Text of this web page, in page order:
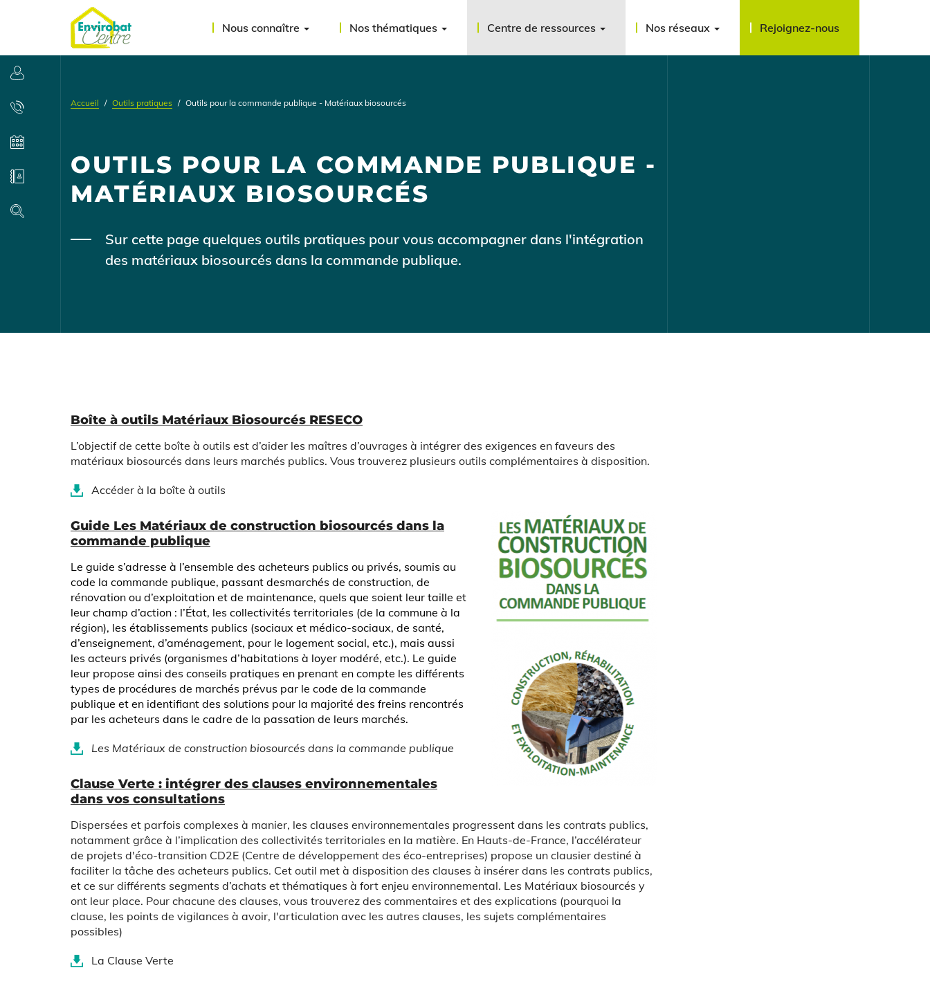
principal
Nous connaître Nos thématiques Centre de ressources Nos réseaux Rejoignez-nous
Accueil Outils pratiques Outils pour la commande publique - Matériaux biosourcés
OUTILS POUR LA COMMANDE PUBLIQUE -
MATÉRIAUX BIOSOURCÉS
Contenu
Sur cette page quelques outils pratiques pour vous accompagner dans l'intégration
des matériaux biosourcés dans la commande publique.
compte
l'utilisateur
Contact
Annuaire
Contenu
Boîte à outils Matériaux Biosourcés RESECO
L’objectif de cette boîte à outils est d’aider les maîtres d’ouvrages à intégrer des exigences en faveurs des
matériaux biosourcés dans leurs marchés publics. Vous trouverez plusieurs outils complémentaires à disposition.
Accéder à la boîte à outils
Guide Les Matériaux de construction biosourcés dans la
commande publique
Le guide s’adresse à l’ensemble des acheteurs publics ou privés, soumis au
code la commande publique, passant desmarchés de construction, de
rénovation ou d’exploitation et de maintenance, quels que soient leur taille et
leur champ d’action : l’État, les collectivités territoriales (de la commune à la
région), les établissements publics (sociaux et médico-sociaux, de santé,
d’enseignement, d’aménagement, pour le logement social, etc.), mais aussi
les acteurs privés (organismes d’habitations à loyer modéré, etc.). Le guide
leur propose ainsi des conseils pratiques en prenant en compte les différents
types de procédures de marchés prévus par le code de la commande
publique et en identifiant des solutions pour la majorité des freins rencontrés
par les acheteurs dans le cadre de la passation de leurs marchés.
Les Matériaux de construction biosourcés dans la commande publique
Clause Verte : intégrer des clauses environnementales
dans vos consultations
Dispersées et parfois complexes à manier, les clauses environnementales progressent dans les contrats publics,
notamment grâce à l’implication des collectivités territoriales en la matière. En Hauts-de-France, l’accélérateur
de projets d'éco-transition CD2E (Centre de développement des éco-entreprises) propose un clausier destiné à
faciliter la tâche des acheteurs publics. Cet outil met à disposition des clauses à insérer dans les contrats publics,
et ce sur différents segments d’achats et thématiques à fort enjeu environnemental. Les Matériaux biosourcés y
ont leur place. Pour chacune des clauses, vous trouverez des commentaires et des explications (pourquoi la
clause, les points de vigilances à avoir, l'articulation avec les autres clauses, les sujets complémentaires
possibles)
La Clause Verte